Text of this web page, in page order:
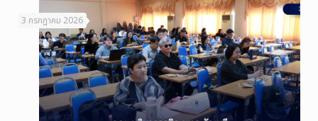
3 กรกฎาคม 2026